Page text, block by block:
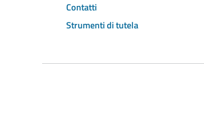
Contatti
Strumenti di tutela